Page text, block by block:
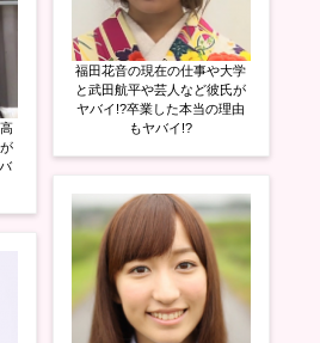
福田花音の現在の仕事や大学
と武田航平や芸人など彼氏が
ヤバイ!?卒業した本当の理由
もヤバイ!?